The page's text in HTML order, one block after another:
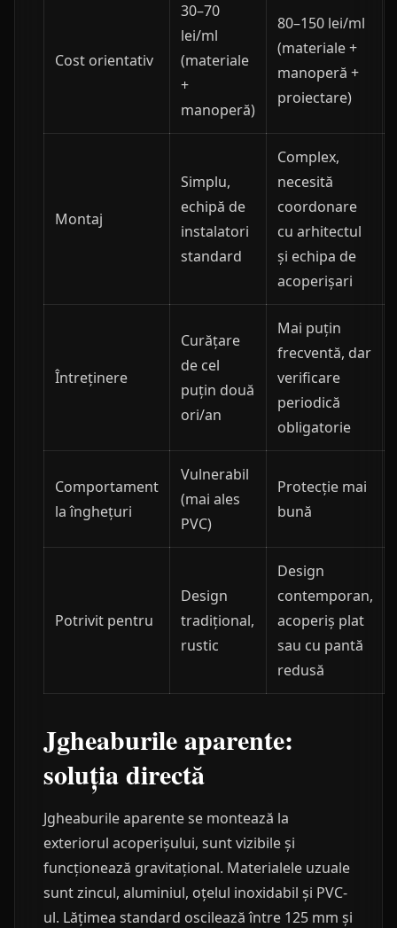
Cost orientativ
30–70
lei/ml
(materiale
+
manoperă)
80–150 lei/ml
(materiale +
manoperă +
proiectare)
Montaj
Simplu,
echipă de
instalatori
standard
Complex,
necesită
coordonare
cu arhitectul
și echipa de
acoperișari
Întreținere
Curățare
de cel
puțin două
ori/an
Mai puțin
frecventă, dar
verificare
periodică
obligatorie
Comportament
la înghețuri
Vulnerabil
(mai ales
PVC)
Protecție mai
bună
Potrivit pentru
Design
tradițional,
rustic
Design
contemporan,
acoperiș plat
sau cu pantă
redusă
Jgheaburile aparente:
soluția directă
Jgheaburile aparente se montează la
exteriorul acoperișului, sunt vizibile și
funcționează gravitațional. Materialele uzuale
sunt zincul, aluminiul, oțelul inoxidabil și PVC-
ul. Lățimea standard oscilează între 125 mm și